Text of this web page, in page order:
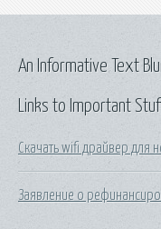
Links to Important
Скачать wifi драйвер для
Заявление о
An Informative Text